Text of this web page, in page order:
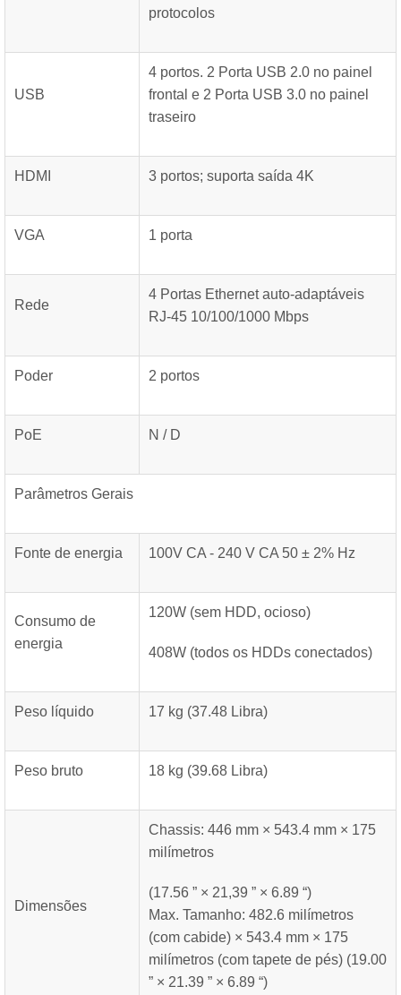
protocolos
USB
4 portos. 2 Porta USB 2.0 no painel
frontal e 2 Porta USB 3.0 no painel
traseiro
HDMI 3 portos; suporta saída 4K
VGA 1 porta
Rede
4 Portas Ethernet auto-adaptáveis ​​
RJ-45 10/100/1000 Mbps
Poder 2 portos
PoE N / D
Parâmetros Gerais
Fonte de energia 100V CA - 240 V CA 50 ± 2% Hz
Consumo de
energia
120W (sem HDD, ocioso)
408W (todos os HDDs conectados)
Peso líquido 17 kg (37.48 Libra)
Peso bruto 18 kg (39.68 Libra)
Dimensões
Chassis: 446 mm × 543.4 mm × 175
milímetros
(17.56 ” × 21,39 ” × 6.89 “)
Max. Tamanho: 482.6 milímetros
(com cabide) × 543.4 mm × 175
milímetros (com tapete de pés) (19.00
” × 21.39 ” × 6.89 “)